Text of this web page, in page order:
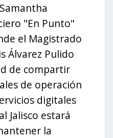
"En Punto"
el Magistrado
Álvarez Pulido
de compartir
de operación
digitales
Jalisco estará
la